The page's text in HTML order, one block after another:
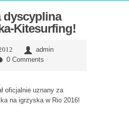
dyscyplina
Kitesurfing!
admin
0 Comments
oficjalnie uznany za
na igrzyska w Rio 2016!